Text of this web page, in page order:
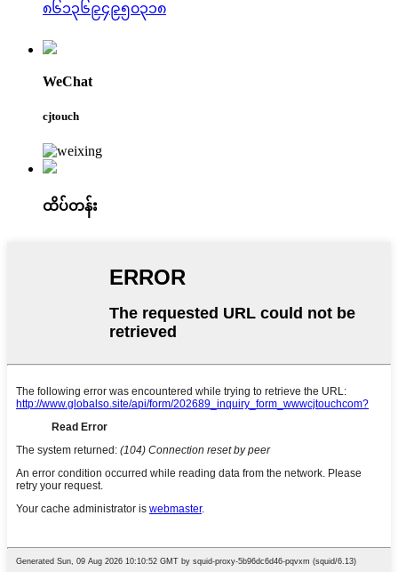
၈၆၁၃၆၉၄၉၅၀၃၁၈
WeChat
cjtouch
ထိပ်တန်း